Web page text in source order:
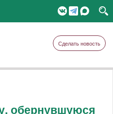
Сделать новость
обернувшуюся